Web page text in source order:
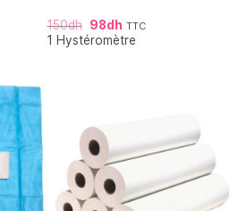
150dh 98dh TTC
1 Hystéromètre